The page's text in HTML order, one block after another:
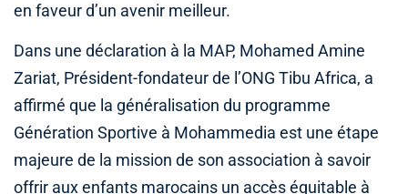
en faveur d’un avenir meilleur.
Dans une déclaration à la MAP, Mohamed Amine
Zariat, Président-fondateur de l’ONG Tibu Africa, a
affirmé que la généralisation du programme
Génération Sportive à Mohammedia est une étape
majeure de la mission de son association à savoir
offrir aux enfants marocains un accès équitable à